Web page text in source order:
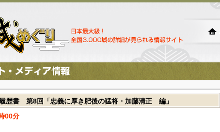
歴書 第8回「忠義に厚き肥後の猛将・加藤清正 編」
00分